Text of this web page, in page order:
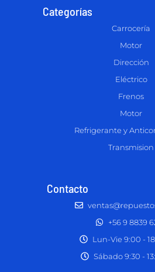
Categorías
Carrocería
Motor
Dirección
Eléctrico
Frenos
Motor
Refrigerante y
Transmision
Contacto
+56 9 8839
Lun-Vie 9:00 -
Sábado 9:30 -